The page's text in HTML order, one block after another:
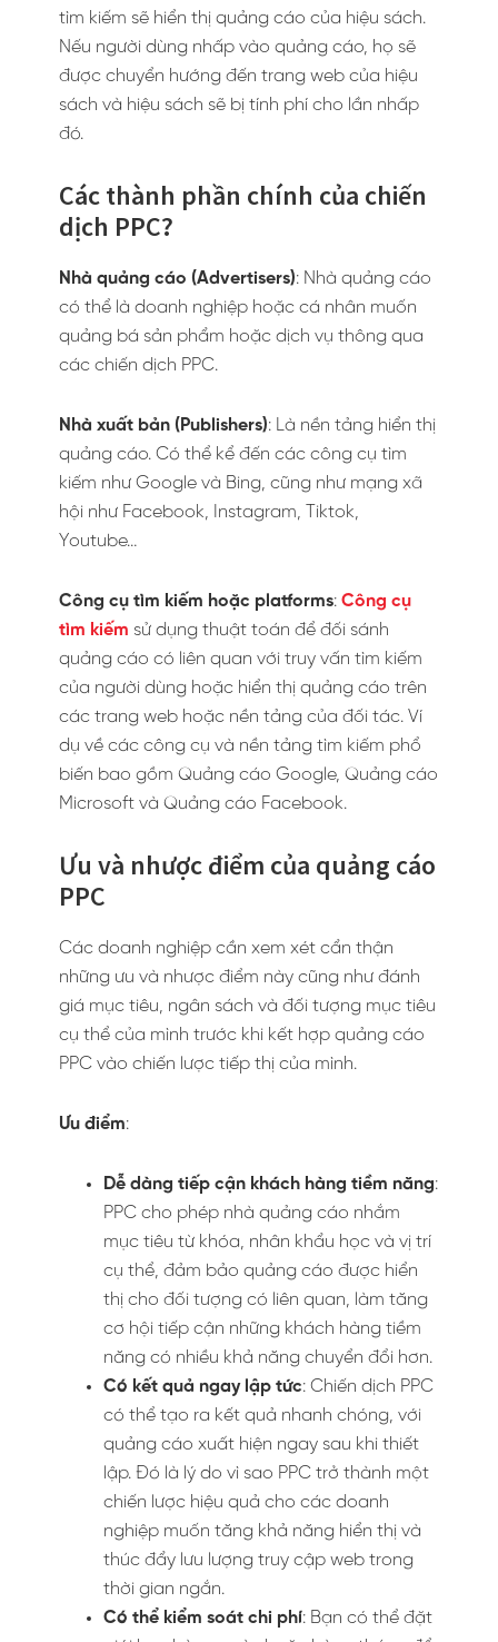
tìm kiếm sẽ hiển thị quảng cáo của hiệu sách.
Nếu người dùng nhấp vào quảng cáo, họ sẽ
được chuyển hướng đến trang web của hiệu
sách và hiệu sách sẽ bị tính phí cho lần nhấp
đó.
Các thành phần chính của chiến
dịch PPC?
Nhà quảng cáo (Advertisers): Nhà quảng cáo
có thể là doanh nghiệp hoặc cá nhân muốn
quảng bá sản phẩm hoặc dịch vụ thông qua
các chiến dịch PPC.
Nhà xuất bản (Publishers): Là nền tảng hiển thị
quảng cáo. Có thể kể đến các công cụ tìm
kiếm như Google và Bing, cũng như mạng xã
hội như Facebook, Instagram, Tiktok,
Youtube…
Công cụ tìm kiếm hoặc platforms: Công cụ
tìm kiếm sử dụng thuật toán để đối sánh
quảng cáo có liên quan với truy vấn tìm kiếm
của người dùng hoặc hiển thị quảng cáo trên
các trang web hoặc nền tảng của đối tác. Ví
dụ về các công cụ và nền tảng tìm kiếm phổ
biến bao gồm Quảng cáo Google, Quảng cáo
Microsoft và Quảng cáo Facebook.
Ưu và nhược điểm của quảng cáo
PPC
Các doanh nghiệp cần xem xét cẩn thận
những ưu và nhược điểm này cũng như đánh
giá mục tiêu, ngân sách và đối tượng mục tiêu
cụ thể của mình trước khi kết hợp quảng cáo
PPC vào chiến lược tiếp thị của mình.
Ưu điểm:
Dễ dàng tiếp cận khách hàng tiềm năng:
PPC cho phép nhà quảng cáo nhắm
mục tiêu từ khóa, nhân khẩu học và vị trí
cụ thể, đảm bảo quảng cáo được hiển
thị cho đối tượng có liên quan, làm tăng
cơ hội tiếp cận những khách hàng tiềm
năng có nhiều khả năng chuyển đổi hơn.
Có kết quả ngay lập tức: Chiến dịch PPC
có thể tạo ra kết quả nhanh chóng, với
quảng cáo xuất hiện ngay sau khi thiết
lập. Đó là lý do vì sao PPC trở thành một
chiến lược hiệu quả cho các doanh
nghiệp muốn tăng khả năng hiển thị và
thúc đẩy lưu lượng truy cập web trong
thời gian ngắn.
Có thể kiểm soát chi phí: Bạn có thể đặt